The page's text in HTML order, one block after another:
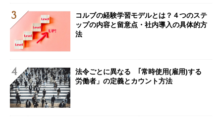
コルブの経験学習モデルとは？４つのステ
ップの内容と留意点・社内導入の具体的方
法
法令ごとに異なる ｢常時使用(雇用)する
労働者」の定義とカウント方法